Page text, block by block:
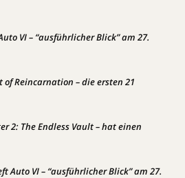
VI – “ausführlicher Blick” am 27.
of Reincarnation – die ersten 21
2: The Endless Vault – hat einen
Auto VI – “ausführlicher Blick” am 27.